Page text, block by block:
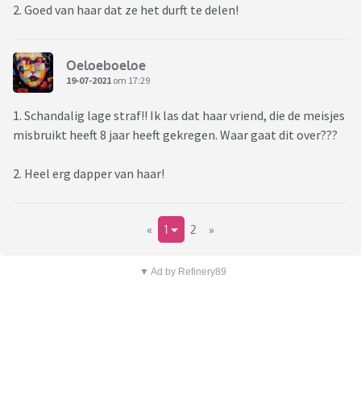
2. Goed van haar dat ze het durft te delen!
Oeloeboeloe
19-07-2021 om 17:29
1. Schandalig lage straf!! Ik las dat haar vriend, die de meisjes
misbruikt heeft 8 jaar heeft gekregen. Waar gaat dit over???
2. Heel erg dapper van haar!
« 1 2 »
▼ Ad by Refinery89